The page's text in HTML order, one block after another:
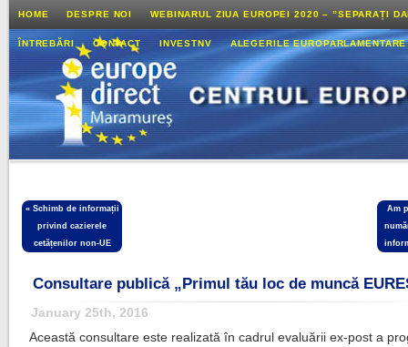
HOME DESPRE NOI WEBINARUL ZIUA EUROPEI 2020 – ”SEPARAȚI
ÎNTREBĂRI CONTACT INVESTNV ALEGERILE
« Schimb de informații
privind cazierele
cetățenilor non-UE
Am
Consultare publică „Primul tău loc de muncă
January 25th, 2016
Această consultare este realizată în cadrul evaluării ex-post a